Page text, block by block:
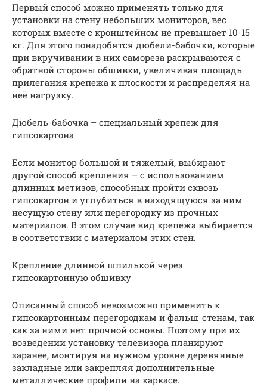
Первый способ можно применять только для
установки на стену небольших мониторов, вес
которых вместе с кронштейном не превышает 10-15
кг. Для этого понадобятся дюбели-бабочки, которые
при вкручивании в них самореза раскрываются с
обратной стороны обшивки, увеличивая площадь
прилегания крепежа к плоскости и распределяя на
неё нагрузку.
Дюбель-бабочка – специальный крепеж для
гипсокартона
Если монитор большой и тяжелый, выбирают
другой способ крепления – с использованием
длинных метизов, способных пройти сквозь
гипсокартон и углубиться в находящуюся за ним
несущую стену или перегородку из прочных
материалов. В этом случае вид крепежа выбирается
в соответствии с материалом этих стен.
Крепление длинной шпилькой через
гипсокартонную обшивку
Описанный способ невозможно применить к
гипсокартонным перегородкам и фальш-стенам, так
как за ними нет прочной основы. Поэтому при их
возведении установку телевизора планируют
заранее, монтируя на нужном уровне деревянные
закладные или закрепляя дополнительные
металлические профили на каркасе.